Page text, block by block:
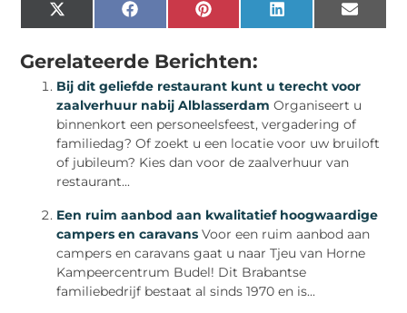
X
(Twitter)
FacebookPinterestLinkedInEmail
Gerelateerde Berichten:
Bij dit geliefde restaurant kunt u terecht voor
zaalverhuur nabij Alblasserdam Organiseert u
binnenkort een personeelsfeest, vergadering of
familiedag? Of zoekt u een locatie voor uw bruiloft
of jubileum? Kies dan voor de zaalverhuur van
restaurant...
Een ruim aanbod aan kwalitatief hoogwaardige
campers en caravans Voor een ruim aanbod aan
campers en caravans gaat u naar Tjeu van Horne
Kampeercentrum Budel! Dit Brabantse
familiebedrijf bestaat al sinds 1970 en is...